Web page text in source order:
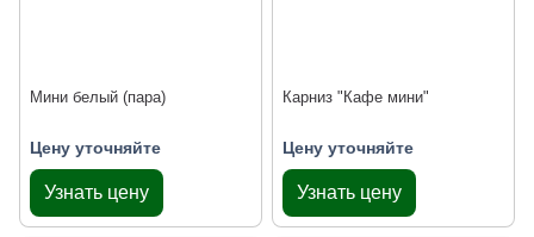
Мини белый (пара)
Цену уточняйте
Узнать цену
Карниз "Кафе мини"
Цену уточняйте
Узнать цену